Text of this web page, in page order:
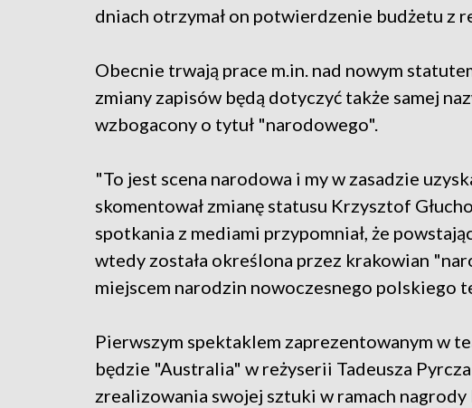
dniach otrzymał on potwierdzenie budżetu z
Obecnie trwają prace m.in. nad nowym
zmiany zapisów będą dotyczyć także samej
wzbogacony o tytuł "narodowego".
"To jest scena narodowa i my w zasadzie
skomentował zmianę statusu Krzysztof
spotkania z mediami przypomniał, że
wtedy została określona przez krakowian
miejscem narodzin nowoczesnego polskiego
Pierwszym spektaklem zaprezentowanym w
będzie "Australia" w reżyserii Tadeusza
zrealizowania swojej sztuki w ramach